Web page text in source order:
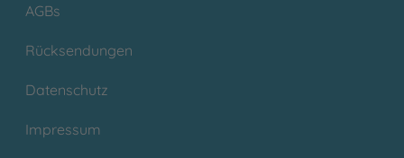
AGBs
Rücksendungen
Datenschutz
Impressum